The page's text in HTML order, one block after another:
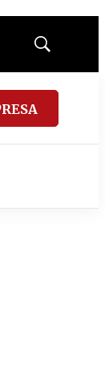
Mostrar